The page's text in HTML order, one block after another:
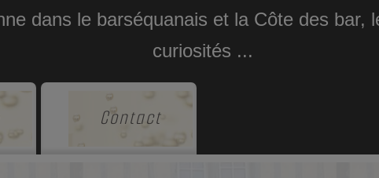
dans le barséquanais et la Côte des
curiosités ...
Contact